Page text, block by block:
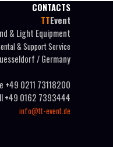
CONTACTS
TTEvent
& Light Equipment
& Support Service
/ Germany
+49 0211 73118200
+49 0162 7393444
info@tt-event.de